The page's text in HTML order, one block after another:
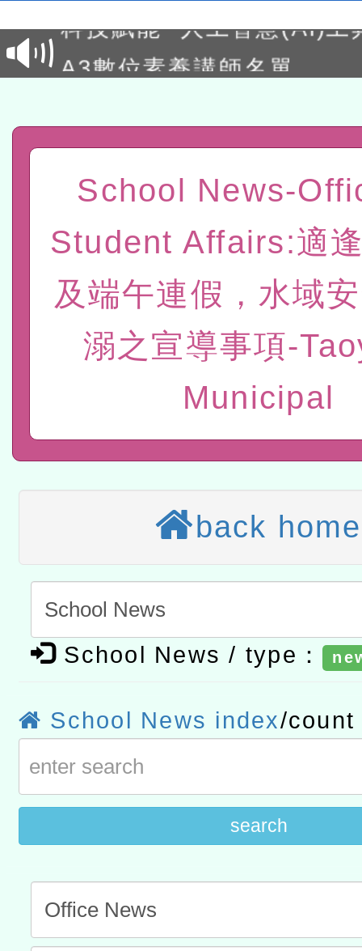
程
A3數位素養講師名單
t」
有關大陸委員會函釋公務
赴陸應申請許可一案
轉知經濟部水利署委託財
位及節水達人選拔活動」
市孔廟祈福系列活動—儒
航」
2026年桃園地景藝術節教
「2026桃園藝術巡演」活
宜
轉知教育部國民及學前教
進學校輔導計畫師資專業
計畫
本館辦理115年度閱讀磐
科技賦能─人工智慧(AI)工
程
A3數位素養講師名單
有關大陸委員會函釋公務
赴陸應申請許可一案
轉知經濟部水利署委託財
研究院辦理「115年表揚
位及節水達人選拔活動」
115年8月22日(星期六)辦
市孔廟祈福系列活動—儒
2026年桃園地景藝術節教
宜
轉知教育部國民及學前教
灣師範大學辦理「114至
進學校輔導計畫師資專業
School News-
Student Affairs:適
及端午連假，水域
溺之宣導事項-
Municipal
back home
School News / type：
School News index/count
search